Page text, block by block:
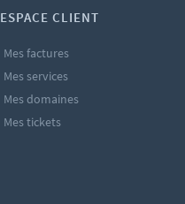
ESPACE CLIENT
Mes factures
Mes services
Mes domaines
Mes tickets